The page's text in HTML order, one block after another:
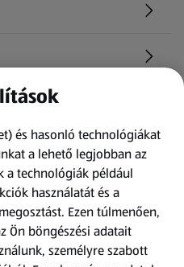
és hasonló technológiákat
a lehető legjobban az
a technológiák például
használatát és a
Ezen túlmenően,
Ön böngészési adatait
személyre szabott